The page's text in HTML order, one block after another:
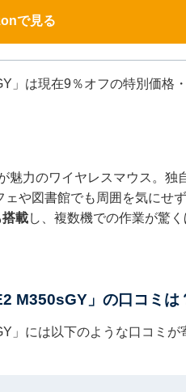
で見る
」は現在9％オフの特別価格
魅力のワイヤレスマウス。独
ェや図書館でも周囲を気にせ
載し、複数機での作業が驚
M350sGY」の口コミは
」には以下のような口コミが